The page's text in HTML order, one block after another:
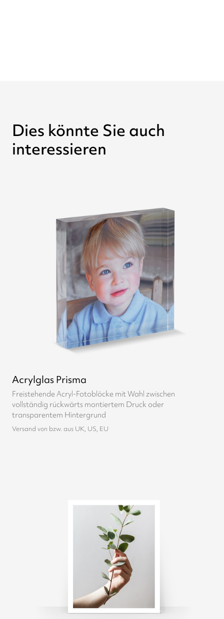
Dies könnte Sie auch
interessieren
Acrylglas Prisma
Freistehende Acryl-Fotoblöcke mit Wahl zwischen
vollständig rückwärts montiertem Druck oder
transparentem Hintergrund
Versand von bzw. aus UK, US, EU